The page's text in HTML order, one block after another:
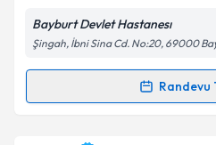
Kişisel verilerimin
Metni'ni okudum ve
Bayburt Devlet Hastanesı
Şingah, İbni Sina Cd. No:20, 69000
Randevu
Randevu Takvimi